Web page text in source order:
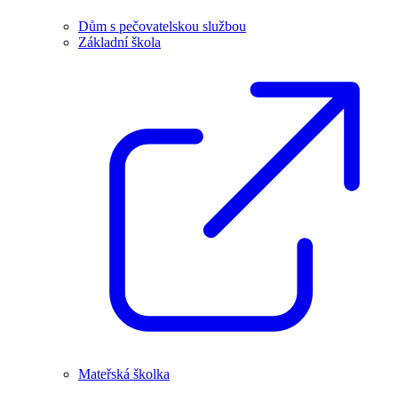
Dům s pečovatelskou službou
Základní škola
Mateřská školka